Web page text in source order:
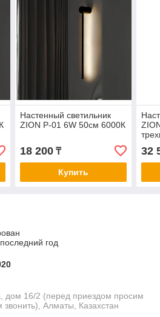
Настенный светильник
ZION P-01 6W 50см 6000К
18 200₸
Купить
32
год
дом 16/2 (перед приездом просим
Алматы, Казахстан